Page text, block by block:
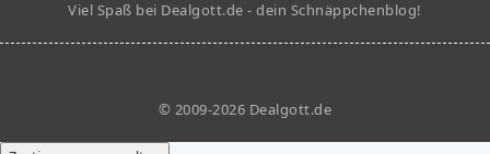
Viel Spaß bei Dealgott.de - dein Schnäppchenblog!
© 2009-2026 Dealgott.de